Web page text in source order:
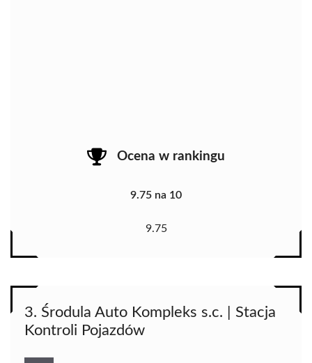
Ocena w rankingu
9.75 na 10
9.75
3. Środula Auto Kompleks s.c. | Stacja
Kontroli Pojazdów